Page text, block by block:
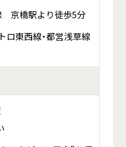
京橋駅より徒歩5分
ロ東西線・都営浅草線